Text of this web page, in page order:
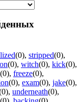
(0), stripped(0),
(0), witch(0), kick(0),
(0), freeze(0),
(0), exam(0), jake(0),
, underneath(0),